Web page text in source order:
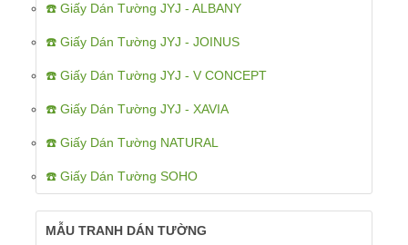
☎️ Giấy Dán Tường JYJ - ALBANY
☎️ Giấy Dán Tường JYJ - JOINUS
☎️ Giấy Dán Tường JYJ - V CONCEPT
☎️ Giấy Dán Tường JYJ - XAVIA
☎️ Giấy Dán Tường NATURAL
☎️ Giấy Dán Tường SOHO
MẪU TRANH DÁN TƯỜNG